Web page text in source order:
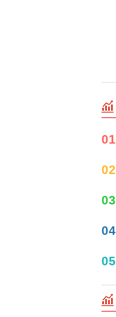
01
02
03
04
05